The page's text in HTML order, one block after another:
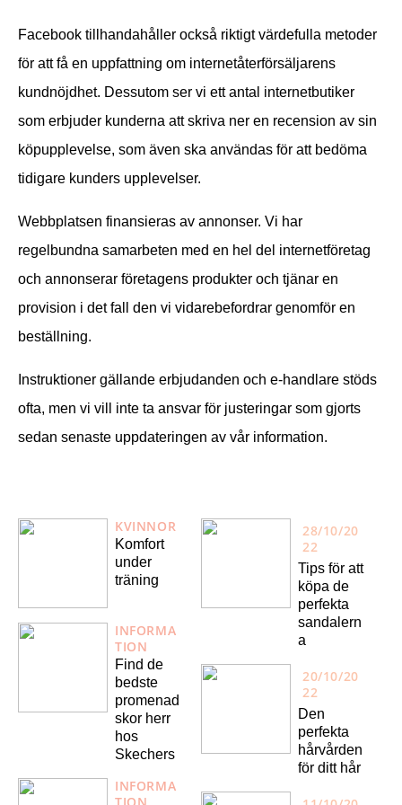
Facebook tillhandahåller också riktigt värdefulla metoder
för att få en uppfattning om internetåterförsäljarens
kundnöjdhet. Dessutom ser vi ett antal internetbutiker
som erbjuder kunderna att skriva ner en recension av sin
köpupplevelse, som även ska användas för att bedöma
tidigare kunders upplevelser.
Webbplatsen finansieras av annonser. Vi har
regelbundna samarbeten med en hel del internetföretag
och annonserar företagens produkter och tjänar en
provision i det fall den vi vidarebefordrar genomför en
beställning.
Instruktioner gällande erbjudanden och e-handlare stöds
ofta, men vi vill inte ta ansvar för justeringar som gjorts
sedan senaste uppdateringen av vår information.
KVINNOR
Komfort
under
träning
INFORMA
TION
Find de
bedste
promenad
skor herr
hos
Skechers
INFORMA
28/10/20
22
Tips för att
köpa de
perfekta
sandalern
a
20/10/20
22
Den
perfekta
hårvården
för ditt hår